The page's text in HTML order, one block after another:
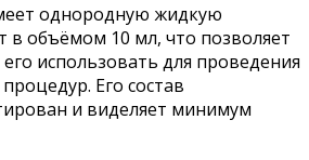
однородную жидкую
в объёмом 10 мл, что позволяет
использовать для проведения
Его состав
и виделяет минимум